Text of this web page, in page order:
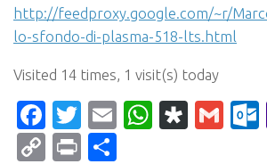
http://feedproxy.google.com/~r/
lo-sfondo-di-plasma-518-lts.html
Visited 14 times, 1 visit(s) today
Facebook
Twitter
Email
CopyPrint